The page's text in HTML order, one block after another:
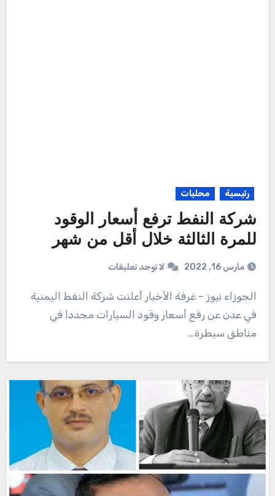
رئيسية محليات
شركة النفط ترفع أسعار الوقود
للمرة الثالثة خلال أقل من شهر
مارس 16, 2022 لا توجد تعليقات
الجوزاء نيوز – غرفة الأخبار أعلنت شركة النفط اليمنية
في عدن عن رفع أسعار وقود السيارات مجددا في
مناطق سيطرة…